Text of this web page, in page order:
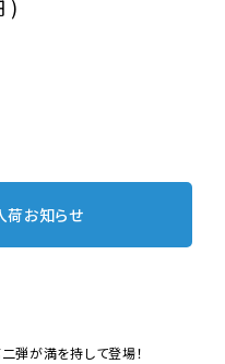
)
お知らせ
弾が満を持して登場！